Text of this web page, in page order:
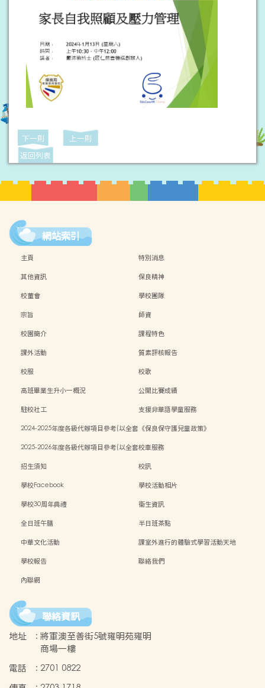
下一則
上一則
返回列表
網站索引
主頁
特別消息
其他資訊
保良精神
校董會
學校團隊
宗旨
師資
校園簡介
課程特色
課外活動
質素評核報告
校服
校歌
高班畢業生升小一概況
公開比賽成績
駐校社工
支援非華語學童服務
2024-2025年度各級代辦項目參考(以全套 《保良保守護兒童政策》
2025-2026年度各級代辦項目參考(以全套校車服務
招生須知
校訊
學校Facebook
學校活動相片
學校30周年典禮
衞生資訊
全日班午膳
半日班茶點
中華文化活動
課室外進行的體驗式學習活動天地
學校報告
聯絡我們
內聯網
聯絡資訊
地址 : 將軍澳至善街5號雍明苑雍明
商場一樓
電話
: 2701 0822